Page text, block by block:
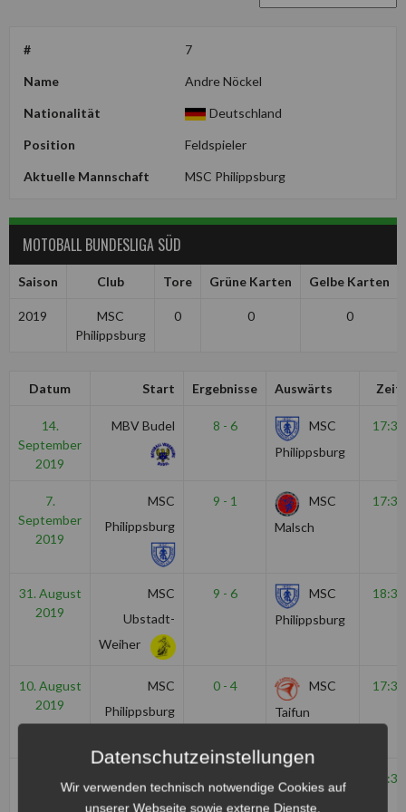
# 7
Name Andre Nöckel
Nationalität Deutschland
Position Feldspieler
Aktuelle Mannschaft MSC Philippsburg
MOTOBALL BUNDESLIGA SÜD
Saison Club Tore Grüne Karten Gelbe Karten
2019
MSC
Philippsburg
0 0 0
Datum Start Ergebnisse Auswärts Zeit
14.
September
2019
MBV Budel 8 - 6
MSC
Philippsburg
17:30
7.
September
2019
MSC
Philippsburg
9 - 1
MSC
Malsch
17:30
31. August
2019
MSC
Ubstadt-
Weiher
9 - 6
MSC
Philippsburg
18:30
10. August
2019
MSC
Philippsburg
0 - 4
MSC
Taifun
17:30
2019
Kuppenheim
Philippsburg
18:30
Datenschutzeinstellungen
Wir verwenden technisch notwendige Cookies auf
unserer Webseite sowie externe Dienste.